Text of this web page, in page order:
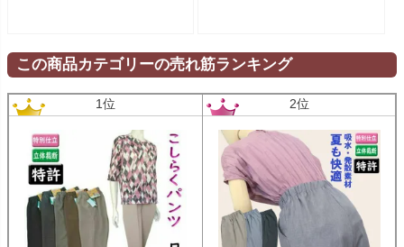
この商品カテゴリーの売れ筋ランキング
1位 2位